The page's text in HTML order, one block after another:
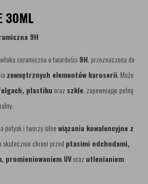
30ML
9H
ceramiczna o twardości 9H , przeznaczona do
zewnętrznych elementów karoserii. Może
plastiku oraz szkle , zapewniając pełną
połysk i tworzy silnewiązania kowalencyjne z
skutecznie chroni przed ptasimi odchodami,
promieniowaniem UVoraz utlenianiem